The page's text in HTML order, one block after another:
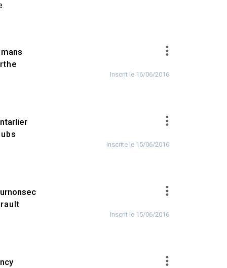
Inscrit le 16/06/2016
Inscrite le 15/06/2016
Inscrit le 15/06/2016